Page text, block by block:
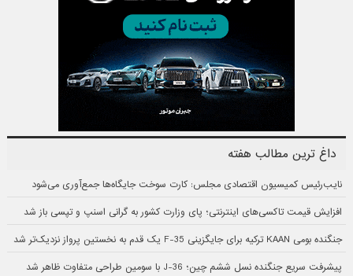
داغ ترین مطالب هفته
نایب‌رئیس کمیسیون اقتصادی مجلس: کارت سوخت جایگاه‌ها جمع‌آوری می‌شود
افزایش قیمت تاکسی‌های اینترنتی؛ پای وزارت کشور به گرانی اسنپ و تپسی باز شد
جنگنده بومی KAAN ترکیه برای جایگزینی F-35 یک قدم به نخستین پرواز نزدیک‌تر شد
پیشرفت سریع جنگنده نسل ششم چین؛ J-36 با سومین طراحی متفاوت ظاهر شد